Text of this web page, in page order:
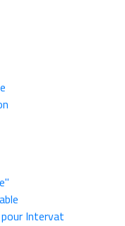
Intervat